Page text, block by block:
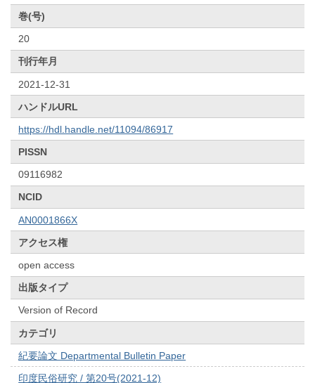
巻(号)
20
刊行年月
2021-12-31
ハンドルURL
https://hdl.handle.net/11094/86917
PISSN
09116982
NCID
AN0001866X
アクセス権
open access
出版タイプ
Version of Record
カテゴリ
紀要論文 Departmental Bulletin Paper
印度民俗研究 / 第20号(2021-12)